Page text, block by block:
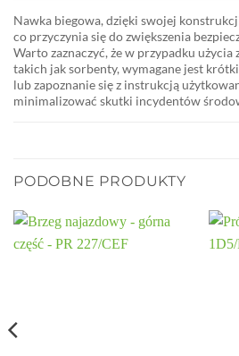
Nawka biegowa, dzięki swojej
co przyczynia się do zwiększenia
Warto zaznaczyć, że w przypadku
takich jak sorbenty, wymagane jest
lub zapoznanie się z instrukcją
minimalizować skutki incydentów
PODOBNE PRODUKTY